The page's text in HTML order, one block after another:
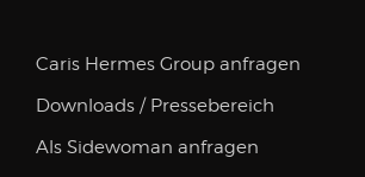
Caris Hermes Group anfragen
Downloads / Pressebereich
Als Sidewoman anfragen